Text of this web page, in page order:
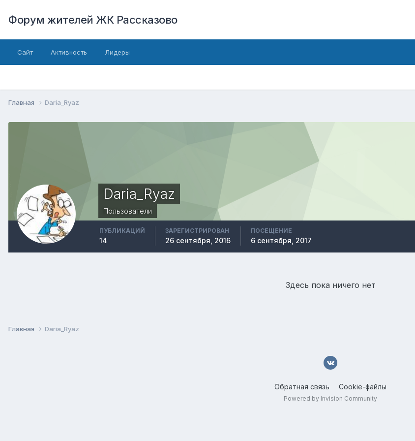
Форум жителей ЖК Рассказово
Сайт Активность Лидеры
Главная Daria_Ryaz
Daria_Ryaz
Пользователи
ПУБЛИКАЦИЙ
14
ЗАРЕГИСТРИРОВАН
26 сентября, 2016
ПОСЕЩЕНИЕ
6 сентября, 2017
Здесь пока ничего нет
Главная Daria_Ryaz
Обратная связь Cookie-файлы
Powered by Invision Community